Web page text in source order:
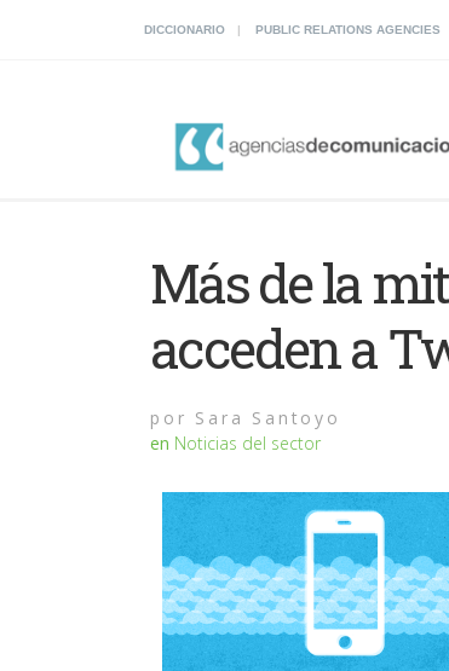
DICCIONARIO PUBLIC RELATIONS AGENCIES
Más de la
acceden a
por Sara Santoyo
en Noticias del sector